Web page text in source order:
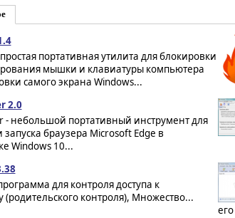
портативная утилита для блокировки
мышки и клавиатуры компьютера
самого экрана Windows...
2.0
- небольшой портативный инструмент для
браузера Microsoft Edge в
Windows 10...
для контроля доступа к
(родительского контроля), Множество...